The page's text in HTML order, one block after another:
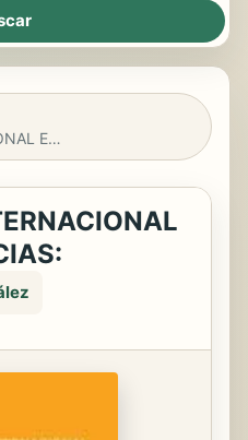
LA AYUDA INTERNACIONAL EN EMERGENCIAS: